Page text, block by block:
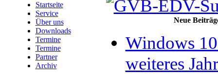
Startseite
Service
Über uns
Downloads
Termine
Termine
Partner
Archiv
Neue
Windows
weiteres